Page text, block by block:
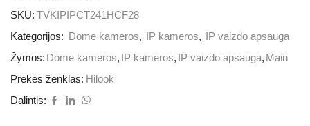
SKU: TVKIPIPCT241HCF28
Kategorijos:
Dome kameros, IP kameros,
IP vaizdo apsauga
Žymos: Dome kameros, IP kameros, IP vaizdo apsauga, Main
Prekės ženklas: Hilook
Dalintis: